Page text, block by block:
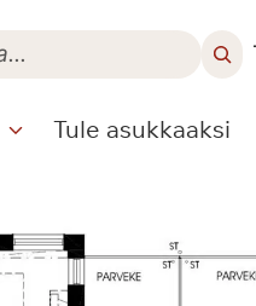
Tule asukkaaksi